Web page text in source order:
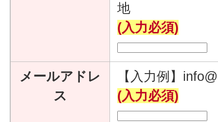
地
(入力必須)
メールアドレ
ス
【入力例】
(入力必須)